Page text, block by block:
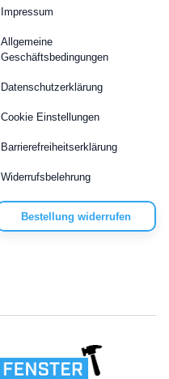
Impressum
Allgemeine
Geschäftsbedingungen
Datenschutzerklärung
Cookie Einstellungen
Barrierefreiheitserklärung
Widerrufsbelehrung
Bestellung widerrufen